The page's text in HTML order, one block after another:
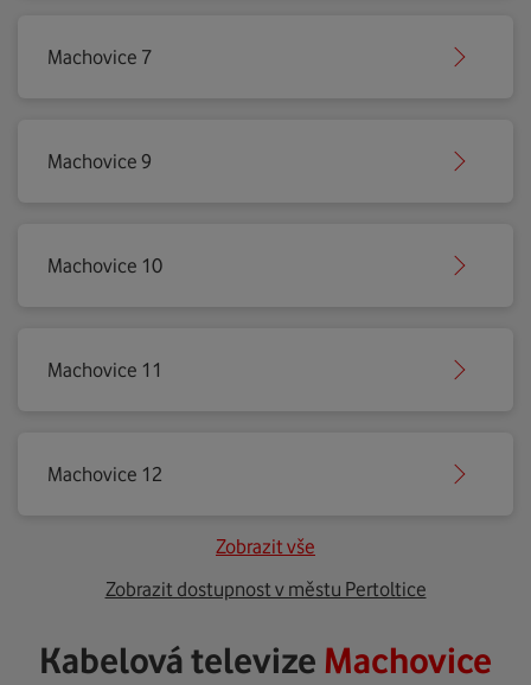
Machovice 7
Machovice 9
Machovice 10
Machovice 11
Machovice 12
Zobrazit vše
Zobrazit dostupnost v městu Pertoltice
Kabelová televize Machovice